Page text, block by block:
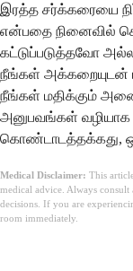
இரத்த சர்க்கரையை
என்பதை நினைவில்
கட்டுப்படுத்தவோ
நீங்கள் அக்கறையுடன்
நீங்கள் மதிக்கும்
அனுபவங்கள் வழியாக
கொண்டாடத்தக்கது,
Medical Disclaimer: This
medical advice. Always
decisions. If you are
room immediately.